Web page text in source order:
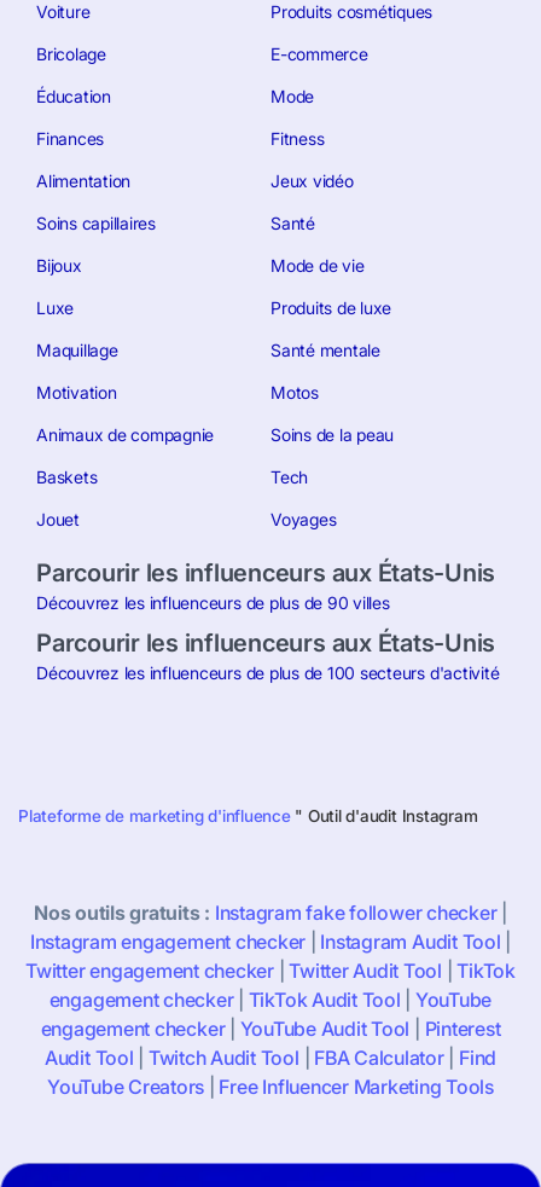
Voiture Produits cosmétiques
Bricolage E-commerce
Éducation Mode
Finances Fitness
Alimentation Jeux vidéo
Soins capillaires Santé
Bijoux Mode de vie
Luxe Produits de luxe
Maquillage Santé mentale
Motivation Motos
Animaux de compagnie Soins de la peau
Baskets Tech
Jouet Voyages
Parcourir les influenceurs aux États-Unis
Découvrez les influenceurs de plus de 90 villes
Parcourir les influenceurs aux États-Unis
Découvrez les influenceurs de plus de 100 secteurs d'activité
Plateforme de marketing d'influence" Outil d'audit Instagram
Nos outils gratuits : Instagram fake followerchecker|
Instagram engagement checker
Instagram Audit Tool
Twitter engagement checker
Twitter Audit Tool
TikTok
engagement checker
TikTok Audit Tool
YouTube
engagement checker
YouTube Audit Tool
Pinterest
Audit Tool
Twitch Audit Tool FBA Calculator| Find
YouTube Creators
Free Influencer Marketing Tools